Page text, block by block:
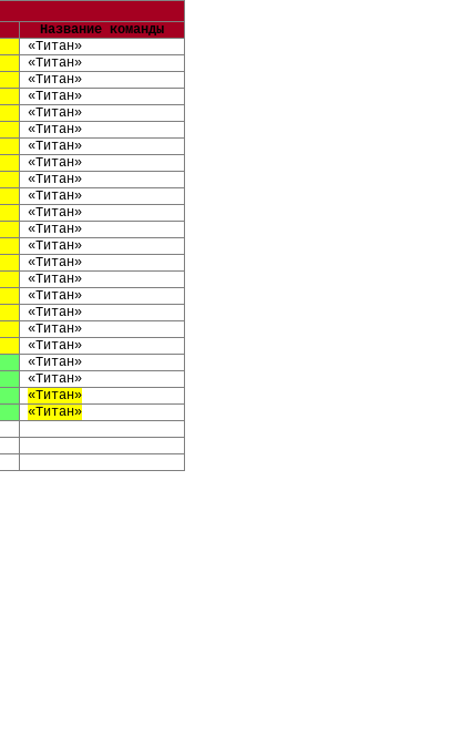
Название команды
«Титан»
«Титан»
«Титан»
«Титан»
«Титан»
«Титан»
«Титан»
«Титан»
«Титан»
«Титан»
«Титан»
«Титан»
«Титан»
«Титан»
«Титан»
«Титан»
«Титан»
«Титан»
«Титан»
«Титан»
«Титан»
«Титан»
«Титан»